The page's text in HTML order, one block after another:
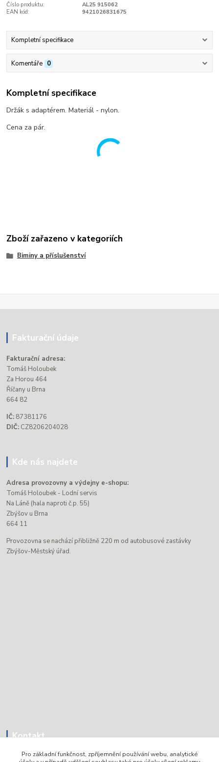
Číslo produktu:
AL25 915062
EAN kód:
9421026831675
Kompletní specifikace
Komentáře 0
Kompletní specifikace
Držák s adaptérem. Materiál - nylon.
Cena za pár.
Zboží zařazeno v kategoriích
Biminy a příslušenství
Fakturační údaje
Fakturační adresa:
Tomáš Holoubek
Za Horou 464
Říčany u Brna
664 82
IČ: 87381176
DIČ: CZ8206204028
Kde nás najdete
Adresa provozovny a výdejny e-shopu:
Tomáš Holoubek - Lodní servis
Na Láně (hala naproti č.p. 55)
Zbýšov u Brna
664 11
Provozovna se nachází přibližně 220 m od autobusové zastávky
Zbýšov-Městský úřad.
Kontakt
Pro základní funkčnost, zpříjemnění používání webu, analytické